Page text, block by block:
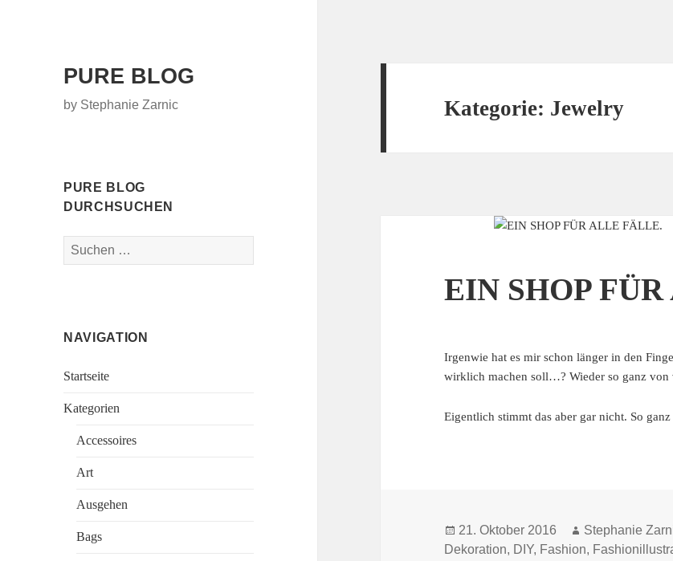
PURE BLOG
by Stephanie Zarnic
PURE BLOG
DURCHSUCHEN
Suchen
nach:
NAVIGATION
Startseite
Kategorien
Accessoires
Art
Ausgehen
Bags
Kategorie: Jewelry
EIN SHOP
Irgenwie hat es mir schon länger in den
wirklich machen soll…? Wieder so ganz
Eigentlich stimmt das aber gar nicht. So
Veröffentlicht
am
21. Oktober 2016 Autor
Stephanie
Dekoration, DIY, Fashion,